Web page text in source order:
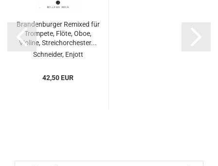
Brandenburger Remixed für
Trompete, Flöte, Oboe,
Violine, Streichorchester...
Schneider, Enjott
42,50 EUR